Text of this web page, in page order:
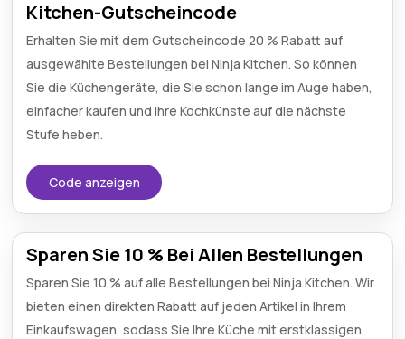
Kitchen-Gutscheincode
Erhalten Sie mit dem Gutscheincode 20 % Rabatt auf
ausgewählte Bestellungen bei Ninja Kitchen. So können
Sie die Küchengeräte, die Sie schon lange im Auge haben,
einfacher kaufen und Ihre Kochkünste auf die nächste
Stufe heben.
Code anzeigen
Sparen Sie 10 % Bei Allen Bestellungen
Sparen Sie 10 % auf alle Bestellungen bei Ninja Kitchen. Wir
bieten einen direkten Rabatt auf jeden Artikel in Ihrem
Einkaufswagen, sodass Sie Ihre Küche mit erstklassigen